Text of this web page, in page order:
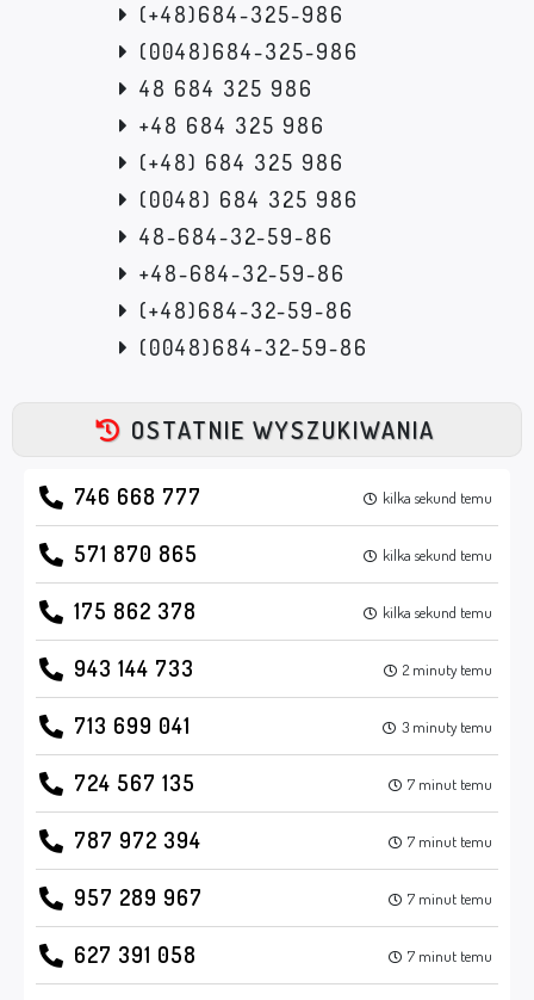
(+48)684-325-986
(0048)684-325-986
48 684 325 986
+48 684 325 986
(+48) 684 325 986
(0048) 684 325 986
48-684-32-59-86
+48-684-32-59-86
(+48)684-32-59-86
(0048)684-32-59-86
OSTATNIE WYSZUKIWANIA
746 668 777 kilka sekund temu
571 870 865 kilka sekund temu
175 862 378 kilka sekund temu
943 144 733 2 minuty temu
713 699 041 3 minuty temu
724 567 135 7 minut temu
787 972 394 7 minut temu
957 289 967 7 minut temu
627 391 058 7 minut temu